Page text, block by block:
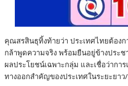
คุณสรสินธุทิ้งท้ายว่า ประเทศไทยต้อง
กล้าพูดความจริง พร้อมยืนอยู่ข้างประช
ผลประโยชน์เฉพาะกลุ่ม และเชื่อว่ากา
ทางออกสำคัญของประเทศในระยะยา